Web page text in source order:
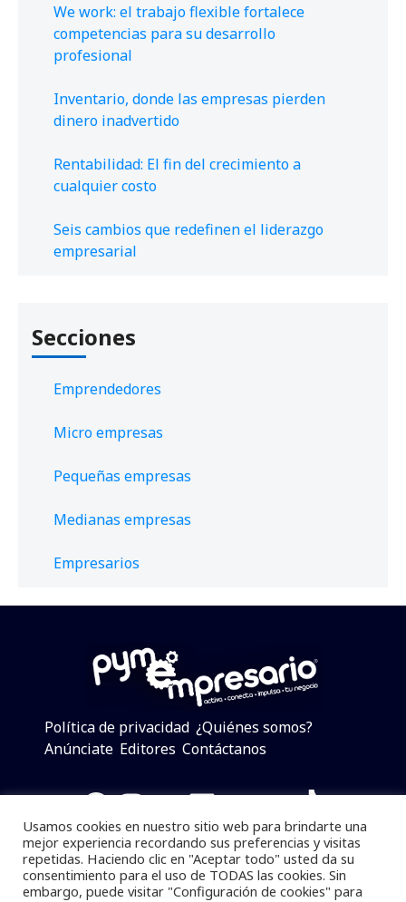
We work: el trabajo flexible fortalece
competencias para su desarrollo
profesional
Inventario, donde las empresas pierden
dinero inadvertido
Rentabilidad: El fin del crecimiento a
cualquier costo
Seis cambios que redefinen el liderazgo
empresarial
Secciones
Emprendedores
Micro empresas
Pequeñas empresas
Medianas empresas
Empresarios
Política de privacidad ¿Quiénes somos?
Anúnciate Editores Contáctanos
Facebook
Instagram
Twitter
LinkedIn
Telegram
YouTube
TikTok
Pymempresario © 2025 Todos los derechos reservados.
Usamos cookies en nuestro sitio web para brindarte una
mejor experiencia recordando sus preferencias y visitas
repetidas. Haciendo clic en "Aceptar todo" usted da su
consentimiento para el uso de TODAS las cookies. Sin
embargo, puede visitar "Configuración de cookies" para